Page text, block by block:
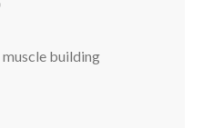
building